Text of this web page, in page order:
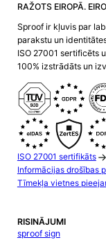
RAŽOTS EIROPĀ.
Sproof ir kļuvis par
parakstu un
ISO 27001 sertificēts
100% izstrādāts un
ISO 27001 sertifikāts
Informācijas drošības
Tīmekļa vietnes
RISINĀJUMI
sproof sign